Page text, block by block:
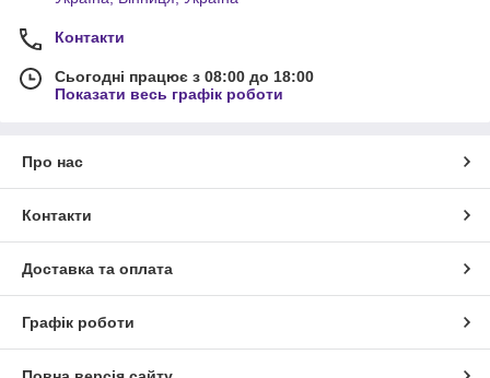
Контакти
Сьогодні працює з 08:00 до 18:00
Показати весь графік роботи
Про нас
Контакти
Доставка та оплата
Графік роботи